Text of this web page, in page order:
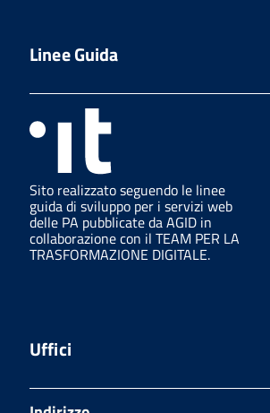
Linee Guida
Sito realizzato seguendo le linee
guida di sviluppo per i servizi web
delle PA pubblicate da AGID in
collaborazione con il TEAM PER LA
TRASFORMAZIONE DIGITALE.
Uffici